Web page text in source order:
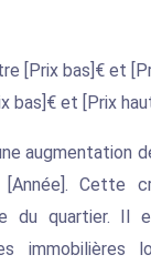
[Prix bas]€ et
bas]€ et [Prix
augmentation
Cette
du quartier. Il
immobilières